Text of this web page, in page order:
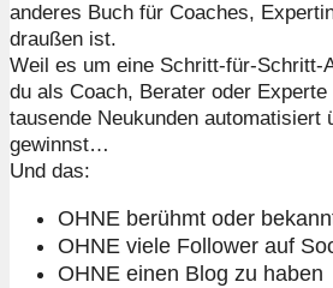
anderes Buch für Coaches,
draußen ist.
Weil es um eine Schritt-für-Schritt-
du als Coach, Berater oder
tausende Neukunden automatisiert
gewinnst…
Und das:
OHNE berühmt oder
OHNE viele Follower auf
OHNE einen Blog zu haben